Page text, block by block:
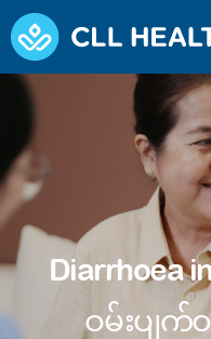
Diarrhoea
ဝမ်းပျက်